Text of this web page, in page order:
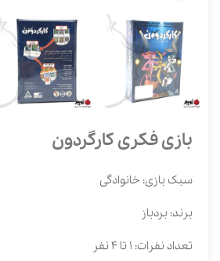
بازی فکری کارگردون
سبک بازی: خانوادگی
برند: بردباز
تعداد نفرات: 1 تا 4 نفر